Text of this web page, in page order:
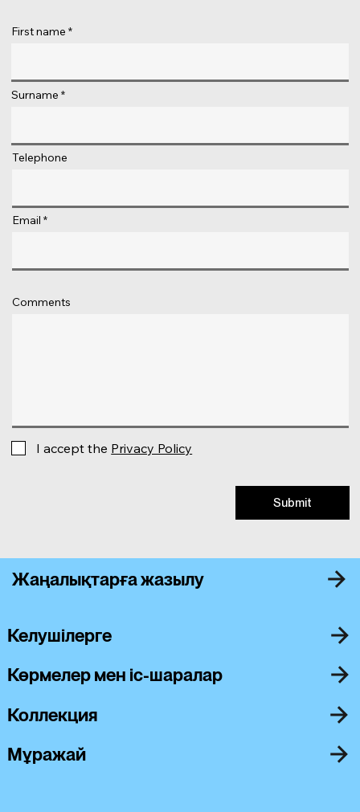
First name
Surname
Telephone
Email
Comments
I accept the Privacy Policy
Submit
Жаңалықтарға жазылу
Келушілерге
Көрмелер мен іс-шаралар
Коллекция
Мұражай